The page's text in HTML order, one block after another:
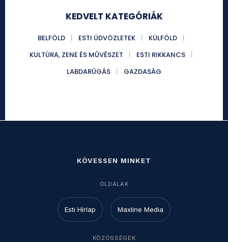
KEDVELT KATEGÓRIÁK
BELFÖLD ESTI ÜDVÖZLETEK
KÜLFÖLD
KULTÚRA, ZENE ÉS MŰVÉSZET
ESTI RIKKANCS
LABDARÚGÁS
GAZDASÁG
KÖVESSEN MINKET
OLDALAK
Esti Hírlap Maxline Media
KÖZÖSSÉGEK